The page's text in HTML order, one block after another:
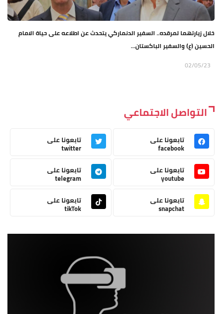
خلال زيارتهما لمرقده.. السفير الدنماركي يتحدث عن اطلاعه على حياة الامام
الحسين (ع) والسفير الباكستان...
02/05/23
التواصل الاجتماعي
تابعونا على
facebook
تابعونا على
twitter
تابعونا على
youtube
تابعونا على
telegram
تابعونا على
snapchat
تابعونا على
tikTok